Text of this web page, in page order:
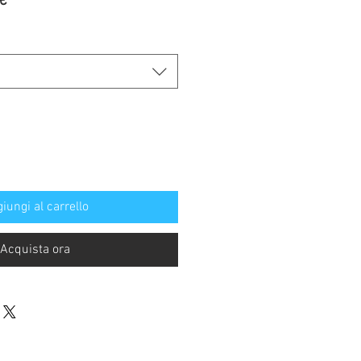
al carrello
Acquista ora